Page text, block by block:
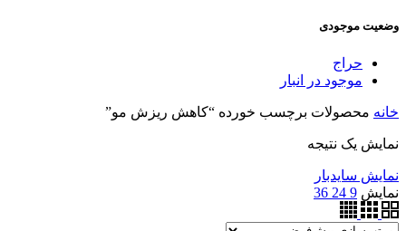
وضعیت موجودی
حراج
موجود در انبار
خانه محصولات برچسب خورده “کاهش ریزش مو”
نمایش یک نتیجه
نمایش سایدبار
نمایش 9
24
36